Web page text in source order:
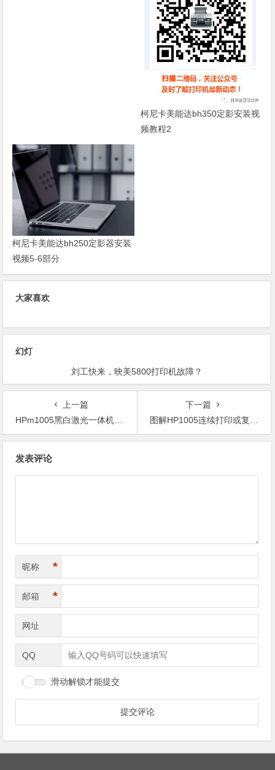
柯尼卡美能达bh350定影安装视
频教程2
柯尼卡美能达bh250定影器安装
视频5-6部分
大家喜欢
幻灯
刘工快来，映美5800打印机故障？
上一篇
HPm1005黑白激光一体机 报错：Device error Press 故障处理案例
下一篇
图解HP1005连续打印或复印预热过长的现象解决方法
发表评论
昵称 *
邮箱 *
网址
QQ
滑动解锁才能提交